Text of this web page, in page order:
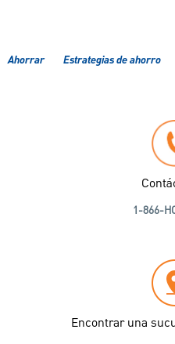
Ahorrar Estrategias de ahorro
1-866-
Encontrar una